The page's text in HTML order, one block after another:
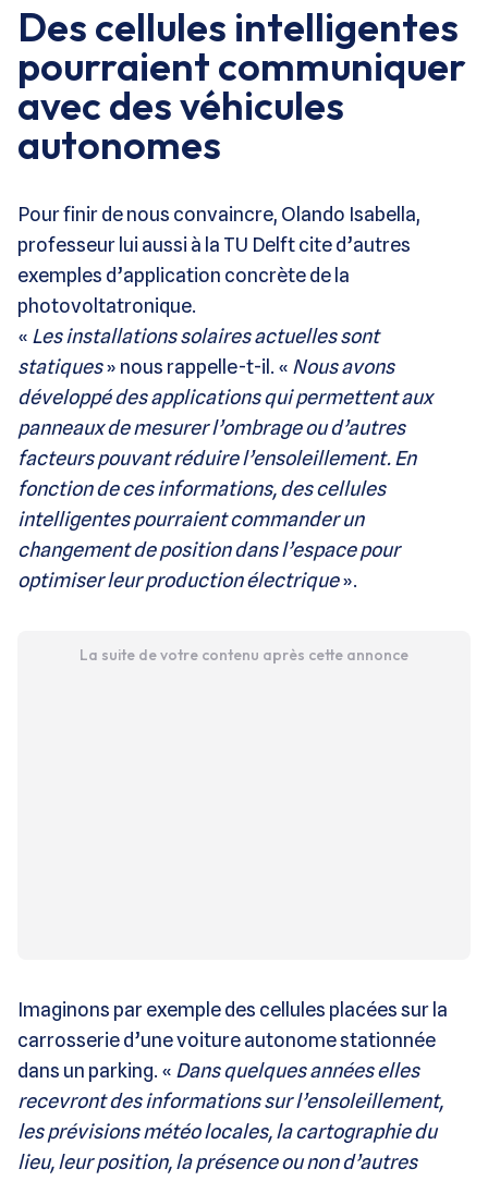
Des cellules intelligentes
pourraient communiquer
avec des véhicules
autonomes
Pour finir de nous convaincre, Olando Isabella,
professeur lui aussi à la TU Delft cite d’autres
exemples d’application concrète de la
photovoltatronique.
« Les installations solaires actuelles sont
statiques» nous rappelle-t-il. « Nous avons
développé des applications qui permettent aux
panneaux de mesurer l’ombrage ou d’autres
facteurs pouvant réduire l’ensoleillement. En
fonction de ces informations, des cellules
intelligentes pourraient commander un
changement de position dans l’espace pour
optimiser leur production électrique».
La suite de votre contenu après cette annonce
Imaginons par exemple des cellules placées sur la
carrosserie d’une voiture autonome stationnée
dans un parking. « Dans quelques années elles
recevront des informations sur l’ensoleillement,
les prévisions météo locales, la cartographie du
lieu, leur position, la présence ou non d’autres